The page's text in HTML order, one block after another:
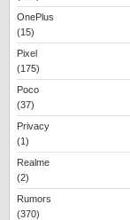
OnePlus
(15)
Pixel
(175)
Poco
(37)
Privacy
(1)
Realme
(2)
Rumors
(370)